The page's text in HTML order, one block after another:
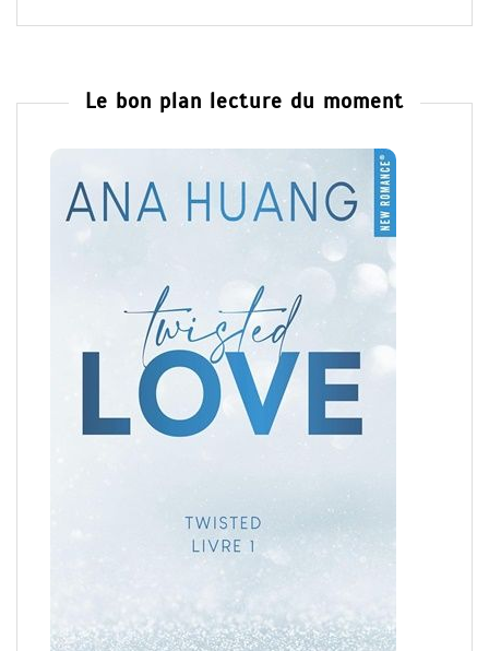
Le bon plan lecture du moment